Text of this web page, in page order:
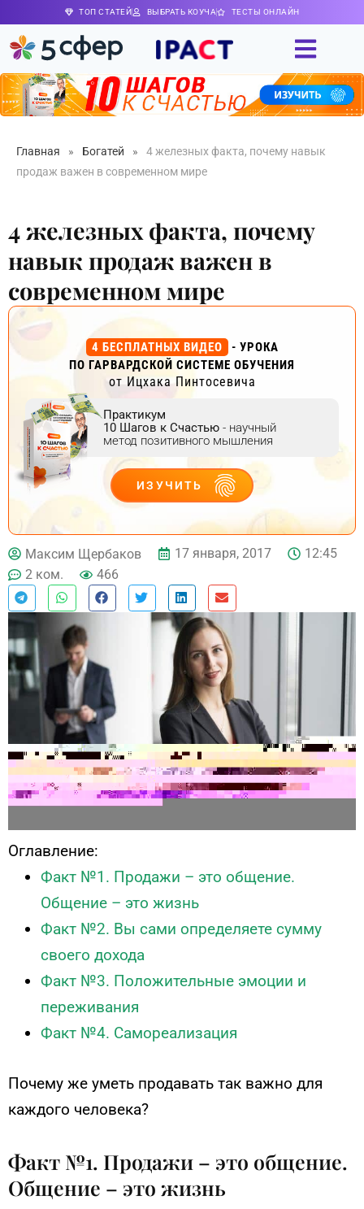
ТОП СТАТЕЙ ВЫБРАТЬ КОУЧА ТЕСТЫ ОНЛАЙН
Главная » Богатей »
4 железных факта, почему навык
продаж важен в современном мире
4 железных факта, почему
навык продаж важен в
современном мире
4 БЕСПЛАТНЫХ ВИДЕО
- УРОКА
ПО ГАРВАРДСКОЙ СИСТЕМЕ ОБУЧЕНИЯ
от Ицхака Пинтосевича
Практикум
10 Шагов к Счастью - научный
метод позитивного мышления
ИЗУЧИТЬ
ДЕЙСТВУЙ
Максим Щербаков 17 января, 2017
12:45
2 ком.
466
Оглавление:
Факт №1. Продажи – это общение.
Общение – это жизнь
Факт №2. Вы сами определяете сумму
своего дохода
Факт №3. Положительные эмоции и
переживания
Факт №4. Самореализация
Почему же уметь продавать так важно для
каждого человека?
Факт №1. Продажи – это общение.
Общение – это жизнь